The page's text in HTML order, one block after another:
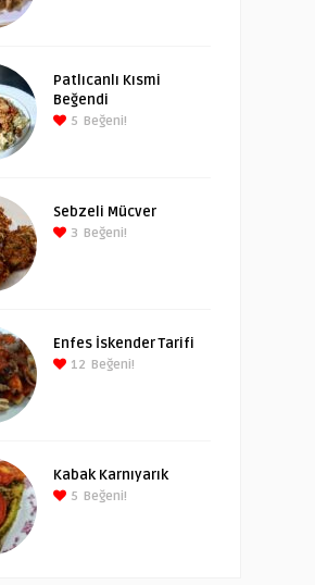
Patlıcanlı Kısmi
Beğendi
5 Beğeni!
Sebzeli Mücver
3 Beğeni!
Enfes İskender Tarifi
12 Beğeni!
Kabak Karnıyarık
5 Beğeni!